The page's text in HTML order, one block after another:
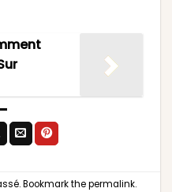
. Bookmark thepermalink.